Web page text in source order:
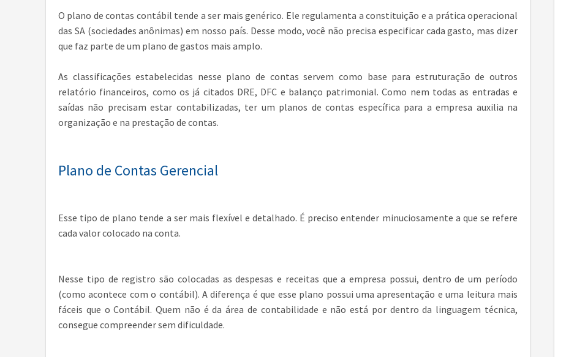
O plano de contas contábil tende a ser mais genérico. Ele regulamenta a constituição e a prática operacional
das SA (sociedades anônimas) em nosso país. Desse modo, você não precisa especificar cada gasto, mas dizer
que faz parte de um plano de gastos mais amplo.
As classificações estabelecidas nesse plano de contas servem como base para estruturação de outros
relatório financeiros, como os já citados DRE, DFC e balanço patrimonial. Como nem todas as entradas e
saídas não precisam estar contabilizadas, ter um planos de contas específica para a empresa auxilia na
organização e na prestação de contas.
Plano de Contas Gerencial
Esse tipo de plano tende a ser mais flexível e detalhado. É preciso entender minuciosamente a que se refere
cada valor colocado na conta.
Nesse tipo de registro são colocadas as despesas e receitas que a empresa possui, dentro de um período
(como acontece com o contábil). A diferença é que esse plano possui uma apresentação e uma leitura mais
fáceis que o Contábil. Quem não é da área de contabilidade e não está por dentro da linguagem técnica,
consegue compreender sem dificuldade.